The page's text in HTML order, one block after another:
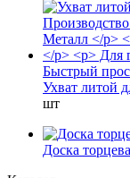
Быстрый
Ухват литой
шт
Доска